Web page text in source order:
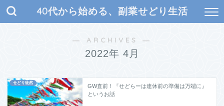
40代から始める、副業せどり生活
― ARCHIVES ―
2022年 4月
せどり徒然
GW直前！『せどらーは連休前の準備は万端に』
というお話